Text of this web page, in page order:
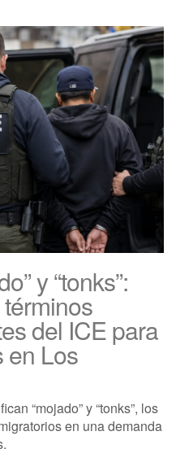
y “tonks”:
del ICE para
en Los
“mojado” y “tonks”, los
en una demanda